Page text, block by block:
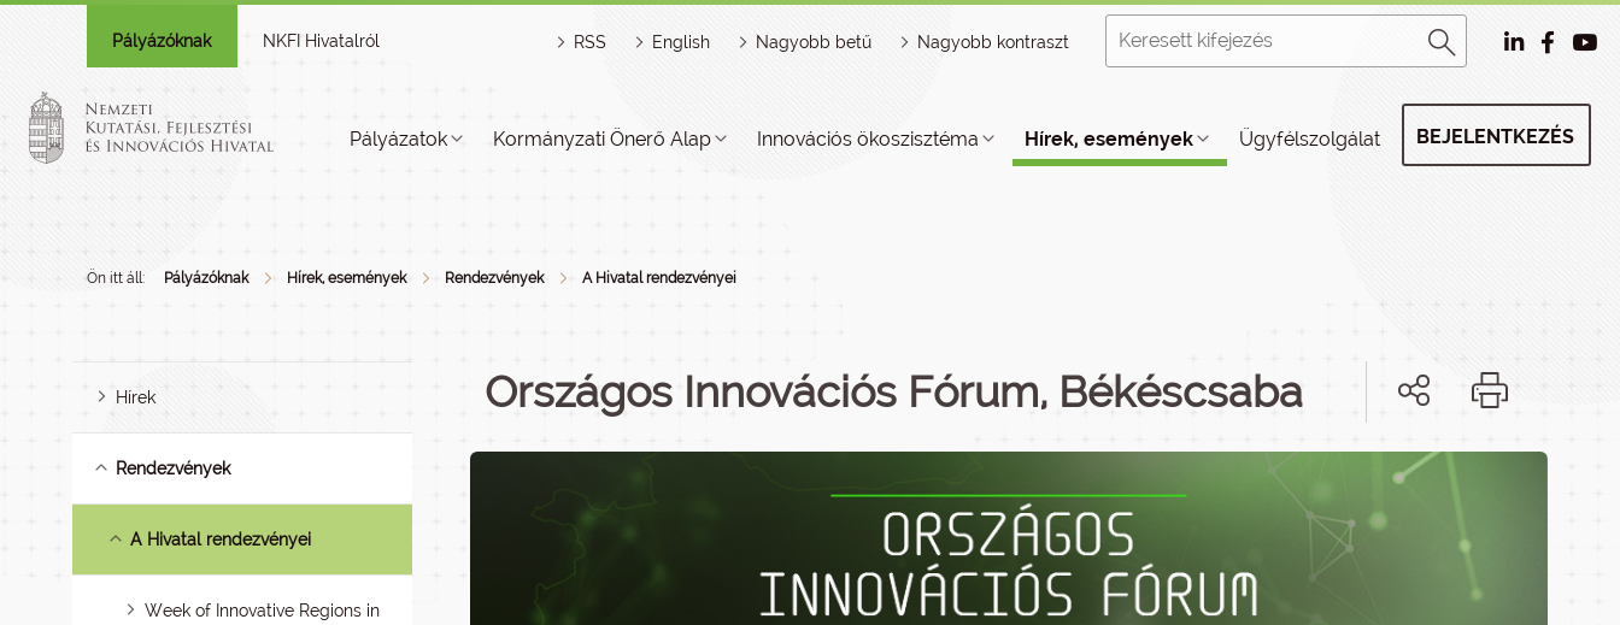
Pályázóknak NKFI Hivatalról RSS English Nagyobb betű Nagyobb kontraszt
Pályázatok Kormányzati Önerő Alap Innovációs ökoszisztéma Hírek, események Ügyfélszolgálat BEJELENTKEZÉS
Ön itt áll: Pályázóknak Hírek, események Rendezvények A Hivatal rendezvényei
Hírek
Rendezvények
A Hivatal rendezvényei
Week of Innovative Regions in
Országos Innovációs Fórum, Békéscsaba